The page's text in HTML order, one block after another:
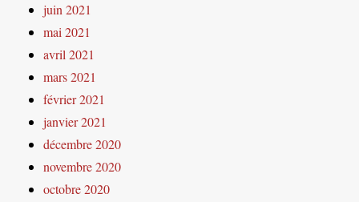
juin 2021
mai 2021
avril 2021
mars 2021
février 2021
janvier 2021
décembre 2020
novembre 2020
octobre 2020